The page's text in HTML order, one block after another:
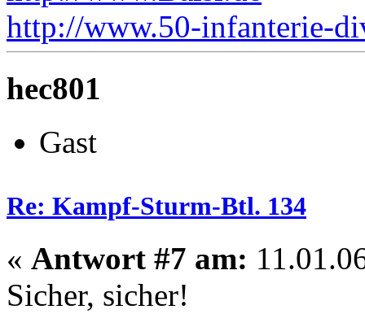
http://www.50-infanterie-
hec801
Gast
Re: Kampf-Sturm-Btl. 134
« Antwort #7 am:
Sicher, sicher!